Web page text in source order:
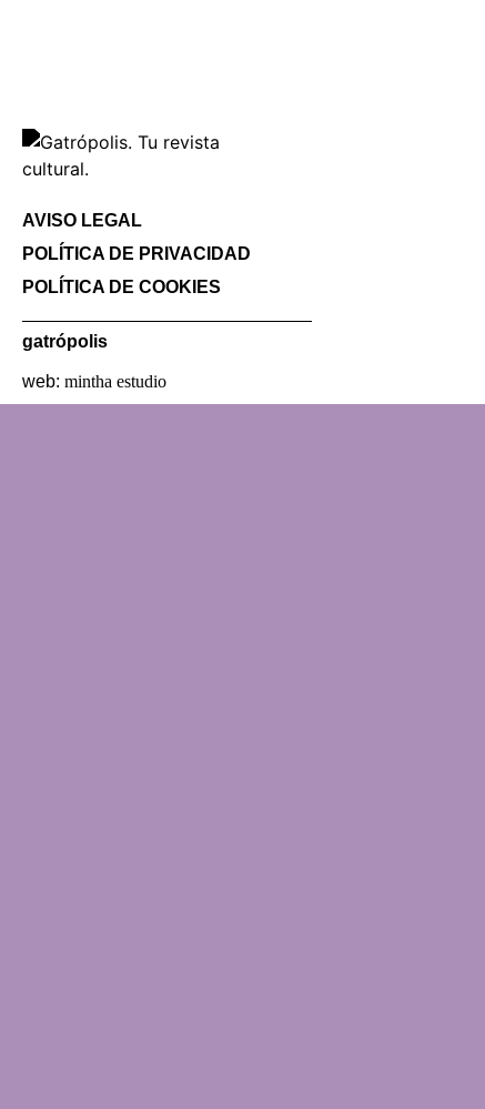
AVISO LEGAL
POLÍTICA DE PRIVACIDAD
POLÍTICA DE COOKIES
gatrópolis
web: mintha estudio